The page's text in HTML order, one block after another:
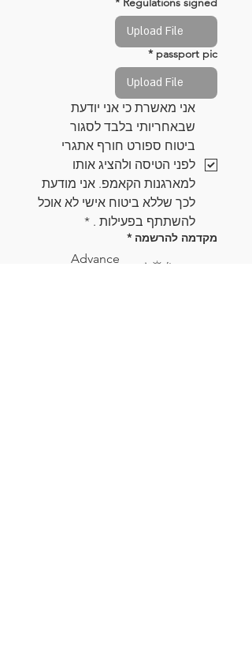
Upload File
passport pic
*
Upload File
להשתתף בפעילות . *
מקדמה להרשמה *
Advance